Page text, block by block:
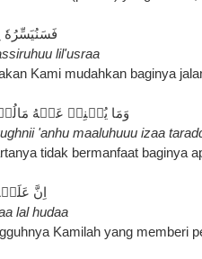
lil'usraa
Kami mudahkan baginya
وَمَا يُغۡنِىۡ عَنۡهُ مَالُهٗۤ
'anhu maaluhuuu izaa
tidak bermanfaat baginya
اِنَّ
lal hudaa
Kamilah yang memberi